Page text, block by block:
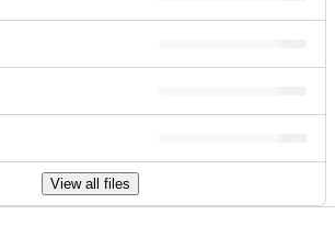
View all files